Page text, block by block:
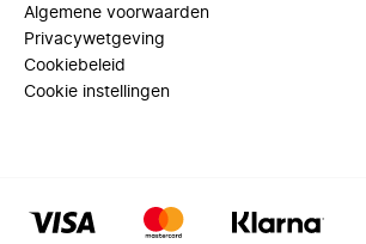
Algemene voorwaarden
Privacywetgeving
Cookiebeleid
Cookie instellingen